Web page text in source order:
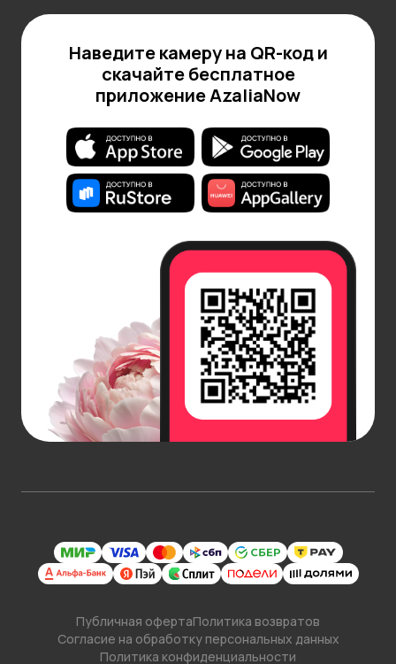
Наведите камеру на QR-код и
скачайте бесплатное
приложение AzaliaNow
Публичная офертаПолитика возвратов
Согласие на обработку персональных данных
Политика конфиденциальности